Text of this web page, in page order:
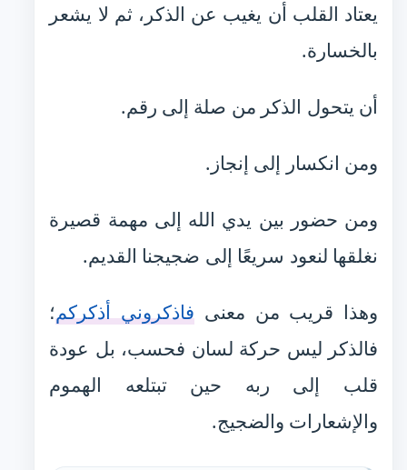
يعتاد القلب أن يغيب عن الذكر، ثم لا يشعر
بالخسارة.
أن يتحول الذكر من صلة إلى رقم.
ومن انكسار إلى إنجاز.
ومن حضور بين يدي الله إلى مهمة قصيرة
نغلقها لنعود سريعًا إلى ضجيجنا القديم.
وهذا قريب من معنى فاذكروني أذكركم؛
فالذكر ليس حركة لسان فحسب، بل عودة
قلب إلى ربه حين تبتلعه الهموم
والإشعارات والضجيج.